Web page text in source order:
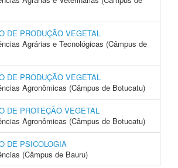
DE PRODUÇÃO VEGETAL
Agrárias e Tecnológicas (Câmpus de
DE PRODUÇÃO VEGETAL
Agronômicas (Câmpus de Botucatu)
DE PROTEÇÃO VEGETAL
Agronômicas (Câmpus de Botucatu)
DE PSICOLOGIA
(Câmpus de Bauru)